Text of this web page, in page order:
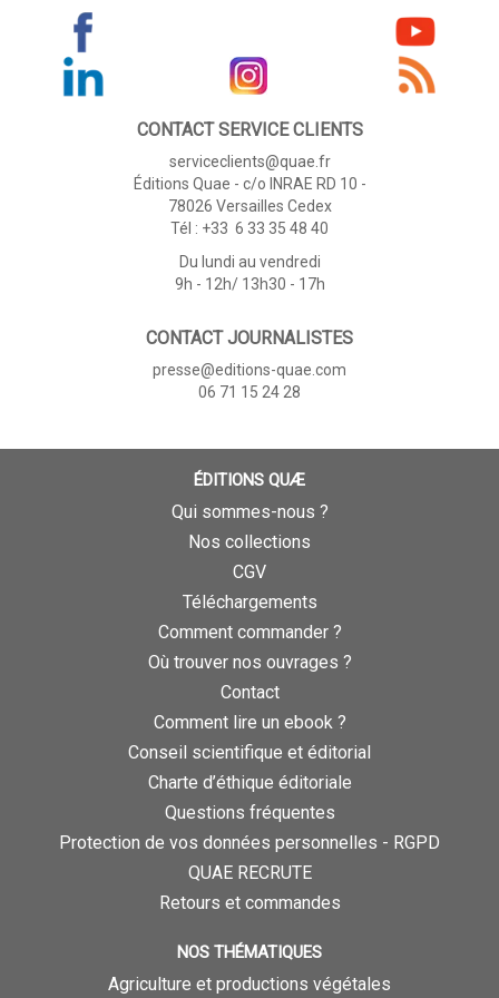
CONTACT SERVICE CLIENTS
serviceclients@quae.fr
Éditions Quae - c/o INRAE RD 10 -
78026 Versailles Cedex
Tél : +33 6 33 35 48 40
Du lundi au vendredi
9h - 12h/ 13h30 - 17h
CONTACT JOURNALISTES
presse@editions-quae.com
06 71 15 24 28
ÉDITIONS QUÆ
Qui sommes-nous ?
Nos collections
CGV
Téléchargements
Comment commander ?
Où trouver nos ouvrages ?
Contact
Comment lire un ebook ?
Conseil scientifique et éditorial
Charte d’éthique éditoriale
Questions fréquentes
Protection de vos données personnelles - RGPD
QUAE RECRUTE
Retours et commandes
NOS THÉMATIQUES
Agriculture et productions végétales